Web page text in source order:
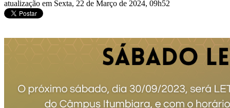
atualização em Sexta, 22 de Março de 2024, 09h52